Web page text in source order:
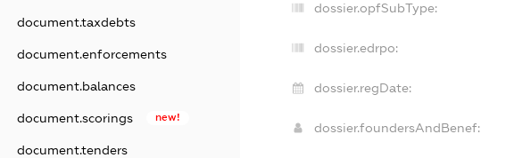
document.taxdebts
document.enforcements
document.balances
document.scorings new!
document.tenders
dossier.opfSubType:
dossier.edrpo:
dossier.regDate:
dossier.foundersAndBenef: